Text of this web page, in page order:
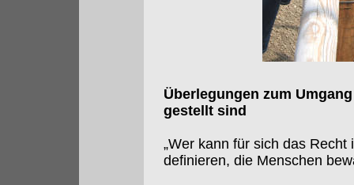
Überlegungen zum
gestellt sind
„Wer kann für sich das
definieren, die Menschen